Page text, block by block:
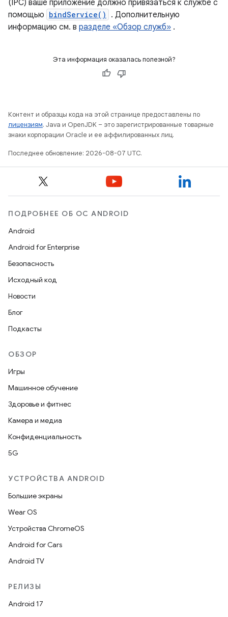
(IPC) ваше приложение должно привязаться к службе с
помощью bindService()
. Дополнительную
информацию см. в разделе «Обзор служб» .
Эта информация оказалась полезной?
Контент и образцы кода на этой странице предоставлены по
лицензиям. Java и OpenJDK – это зарегистрированные товарные
знаки корпорации Oracle и ее аффилированных лиц.
Последнее обновление: 2026-08-07 UTC.
ПОДРОБНЕЕ ОБ ОС ANDROID
Android
Android for Enterprise
Безопасность
Исходный код
Новости
Блог
Подкасты
ОБЗОР
Игры
Машинное обучение
Здоровье и фитнес
Камера и медиа
Конфиденциальность
5G
УСТРОЙСТВА ANDROID
Большие экраны
Wear OS
Устройства ChromeOS
Android for Cars
Android TV
РЕЛИЗЫ
Android 17